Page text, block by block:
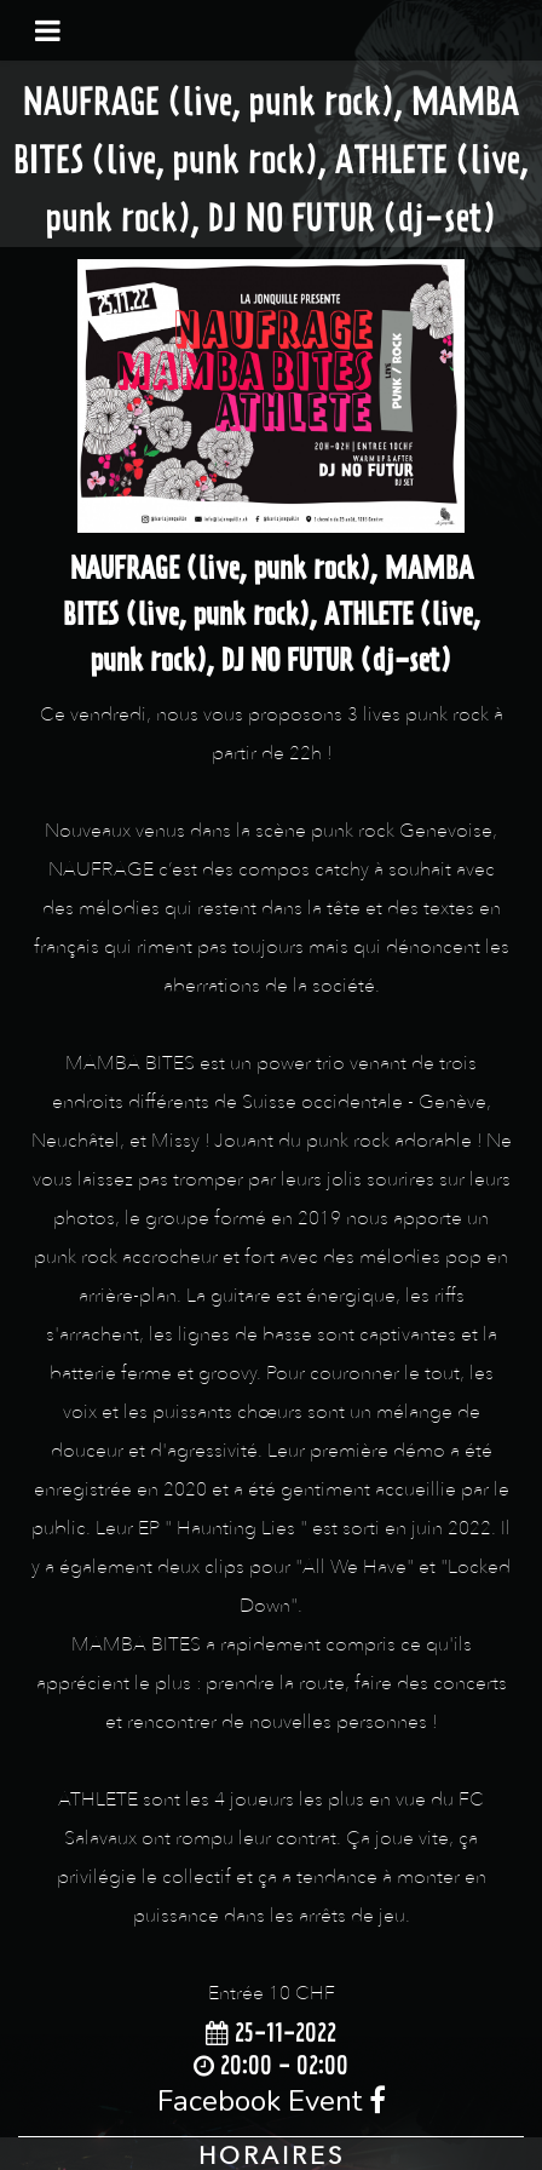
NAUFRAGE (live, punk rock), MAMBA
BITES (live, punk rock), ATHLETE (live,
punk rock), DJ NO FUTUR (dj-set)
NAUFRAGE (live, punk rock), MAMBA
BITES (live, punk rock), ATHLETE (live,
punk rock), DJ NO FUTUR (dj-set)
Ce vendredi, nous vous proposons 3 lives punk rock à
partir de 22h !
Nouveaux venus dans la scène punk rock Genevoise,
NAUFRAGE c’est des compos catchy à souhait avec
des mélodies qui restent dans la tête et des textes en
français qui riment pas toujours mais qui dénoncent les
aberrations de la société.
MAMBA BITES est un power trio venant de trois
endroits différents de Suisse occidentale - Genève,
Neuchâtel, et Missy ! Jouant du punk rock adorable ! Ne
vous laissez pas tromper par leurs jolis sourires sur leurs
photos, le groupe formé en 2019 nous apporte un
punk rock accrocheur et fort avec des mélodies pop en
arrière-plan. La guitare est énergique, les riffs
s'arrachent, les lignes de basse sont captivantes et la
batterie ferme et groovy. Pour couronner le tout, les
voix et les puissants chœurs sont un mélange de
douceur et d'agressivité. Leur première démo a été
enregistrée en 2020 et a été gentiment accueillie par le
public. Leur EP " Haunting Lies " est sorti en juin 2022. Il
y a également deux clips pour "All We Have" et "Locked
Down".
MAMBA BITES a rapidement compris ce qu'ils
apprécient le plus : prendre la route, faire des concerts
et rencontrer de nouvelles personnes !
ATHLETE sont les 4 joueurs les plus en vue du FC
Salavaux ont rompu leur contrat. Ça joue vite, ça
privilégie le collectif et ça a tendance à monter en
puissance dans les arrêts de jeu.
Entrée 10 CHF
25-11-2022
20:00 - 02:00
Facebook Event
HORAIRES